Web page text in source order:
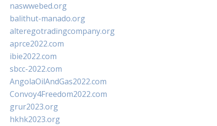
naswwebed.org
balithut-manado.org
alteregotradingcompany.org
aprce2022.com
ibie2022.com
sbcc-2022.com
AngolaOilAndGas2022.com
Convoy4Freedom2022.com
grur2023.org
hkhk2023.org